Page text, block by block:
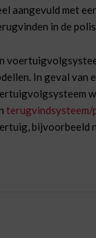
aangevuld met
in de
In geval van
terugvindsysteem/
bijvoorbeeld